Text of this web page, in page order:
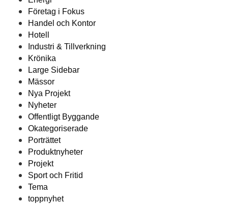
Företag i Fokus
Handel och Kontor
Hotell
Industri & Tillverkning
Krönika
Large Sidebar
Mässor
Nya Projekt
Nyheter
Offentligt Byggande
Okategoriserade
Porträttet
Produktnyheter
Projekt
Sport och Fritid
Tema
toppnyhet